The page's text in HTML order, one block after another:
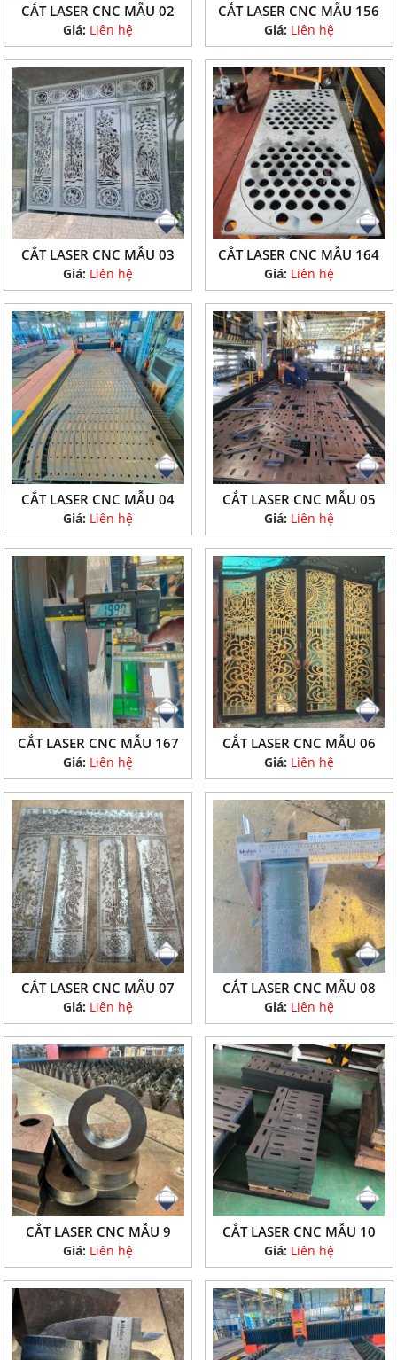
CẮT LASER CNC MẪU 02
Giá: Liên hệ
CẮT LASER CNC MẪU 156
Giá: Liên hệ
CẮT LASER CNC MẪU 03
Giá: Liên hệ
CẮT LASER CNC MẪU 164
Giá: Liên hệ
CẮT LASER CNC MẪU 04
Giá: Liên hệ
CẮT LASER CNC MẪU 05
Giá: Liên hệ
CẮT LASER CNC MẪU 167
Giá: Liên hệ
CẮT LASER CNC MẪU 06
Giá: Liên hệ
CẮT LASER CNC MẪU 07
Giá: Liên hệ
CẮT LASER CNC MẪU 08
Giá: Liên hệ
CẮT LASER CNC MẪU 9
Giá: Liên hệ
CẮT LASER CNC MẪU 10
Giá: Liên hệ